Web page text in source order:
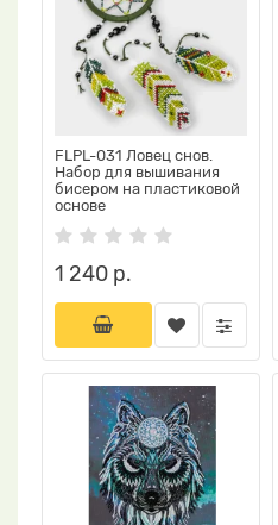
FLPL-031 Ловец снов.
Набор для вышивания
бисером на пластиковой
основе
1 240 р.